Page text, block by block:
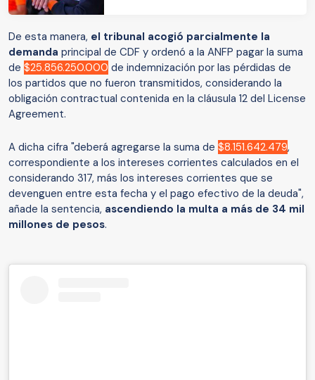
De esta manera, el tribunal acogió parcialmente la
demanda principal de CDF y ordenó a la ANFP pagar la suma
de $25.856.250.000 de indemnización por las pérdidas de
los partidos que no fueron transmitidos, considerando la
obligación contractual contenida en la cláusula 12 del License
Agreement.
A dicha cifra "deberá agregarse la suma de $8.151.642.479,
correspondiente a los intereses corrientes calculados en el
considerando 317, más los intereses corrientes que se
devenguen entre esta fecha y el pago efectivo de la deuda",
añade la sentencia, ascendiendo la multa a más de 34 mil
millones de pesos.